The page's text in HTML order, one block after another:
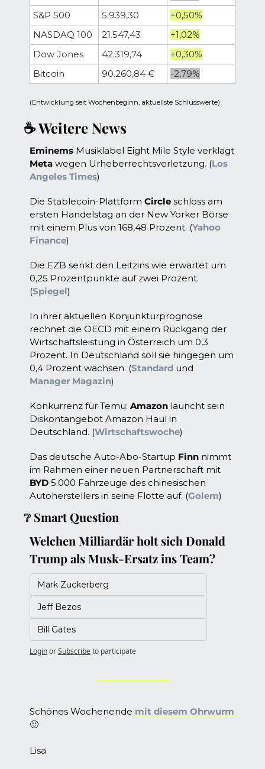
S&P 500
5.939,30
+0,50%
NASDAQ 100
21.547,43
+1,02%
Dow Jones
42.319,74
+0,30%
Bitcoin
90.260,84 € -2,79%
(Entwicklung seit Wochenbeginn, aktuellste Schlusswerte)
☕ Weitere News
Eminems
Meta wegen Urheberrechtsverletzung. (Los
Angeles Times)
Die Stablecoin-Plattform Circle schloss am
ersten Handelstag an der New Yorker Börse
mit einem Plus von 168,48 Prozent. (Yahoo
Finance)
Die EZB senkt den Leitzins wie erwartet um
0,25 Prozentpunkte auf zwei Prozent.
(Spiegel)
In ihrer aktuellen Konjunkturprognose
rechnet die OECD mit einem Rückgang der
Wirtschaftsleistung in Österreich um 0,3
Prozent. In Deutschland soll sie hingegen um
0,4 Prozent wachsen. (Standard
Manager Magazin)
Konkurrenz für Temu: Amazon launcht sein
Diskontangebot Amazon Haul in
Deutschland. (Wirtschaftswoche)
Das deutsche Auto-Abo-Startup Finn nimmt
BYD 5.000 Fahrzeuge des chinesischen
Autoherstellers in seine Flotte auf. (Golem)
❔ Smart Question
Welchen Milliardär holt sich Donald
Trump als Musk-Ersatz ins Team?
Mark Zuckerberg
Jeff Bezos
Bill Gates
LoginorSubscribeto participate
Schönes Wochenende
🙂
Lisa